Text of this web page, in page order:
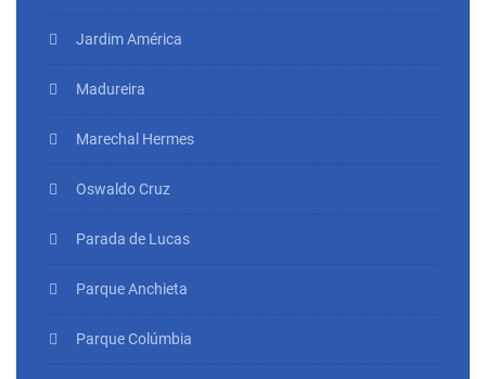
Jardim América
Madureira
Marechal Hermes
Oswaldo Cruz
Parada de Lucas
Parque Anchieta
Parque Colúmbia